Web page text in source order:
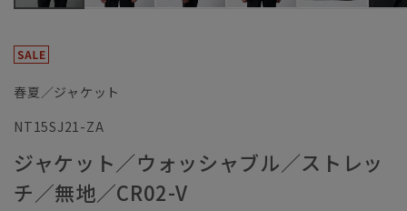
春夏／ジャケット
NT15SJ21-ZA
ジャケット／ウォッシャブル／ストレッ
チ／無地／CR02-V